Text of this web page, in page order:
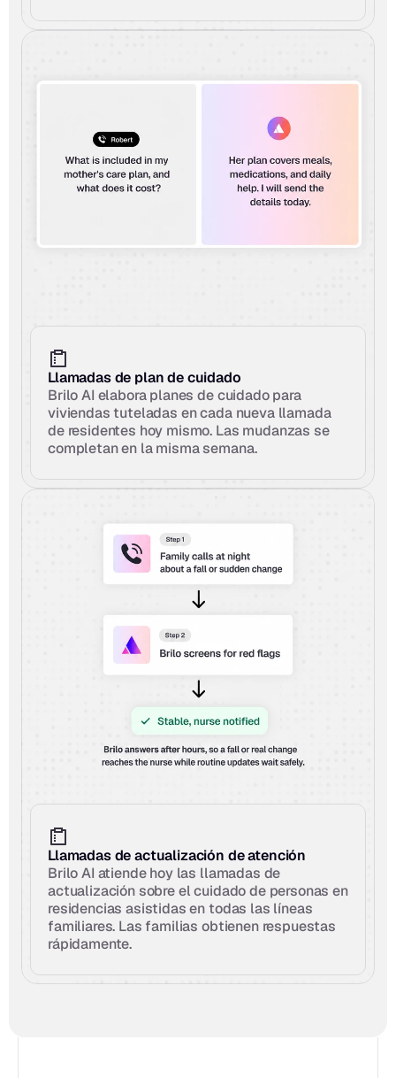
Llamadas de plan de cuidado
Brilo AI elabora planes de cuidado para
viviendas tuteladas en cada nueva llamada
de residentes hoy mismo. Las mudanzas se
completan en la misma semana.
Llamadas de actualización de atención
Brilo AI atiende hoy las llamadas de
actualización sobre el cuidado de personas en
residencias asistidas en todas las líneas
familiares. Las familias obtienen respuestas
rápidamente.